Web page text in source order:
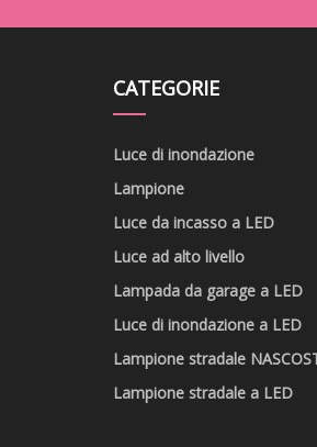
CATEGORIE
Luce di inondazione
Lampione
Luce da incasso a LED
Luce ad alto livello
Lampada da garage a LED
Luce di inondazione a LED
Lampione stradale
Lampione stradale a LED